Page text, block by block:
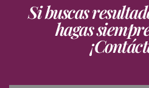
Si buscas
hagas